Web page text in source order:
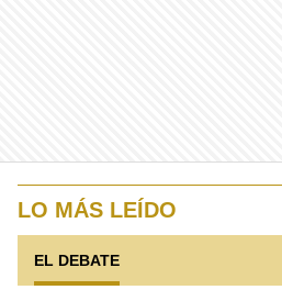
LO MÁS LEÍDO
EL DEBATE